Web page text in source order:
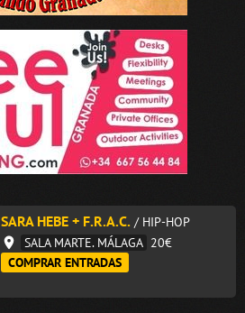
SARA HEBE + F.R.A.C. / HIP-HOP
SALA MARTE. MÁLAGA 20€
COMPRAR ENTRADAS